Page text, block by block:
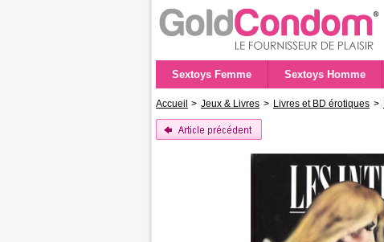
Sextoys Femme Sextoys Homme
Accueil > Jeux & Livres > Livres et BD érotiques >